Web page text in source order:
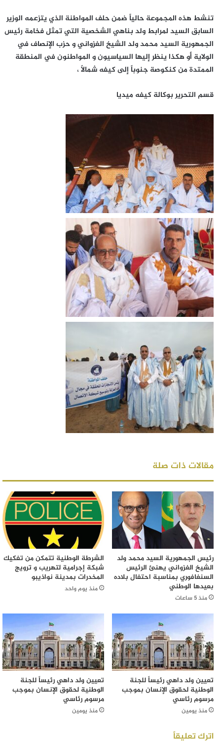
تنشط هذه المجموعة حالياً ضمن حلف المواطنة الذي يتزعمه الوزير
السابق السيد لمرابط ولد بناهي الشخصية التي تمثل فخامة رئيس
الجمهورية السيد محمد ولد الشيخ الغزواني و حزب الإنصاف في
الولاية أو هكذا ينظر إليها السياسيون و المواطنون في المنطقة
الممتدة من كنكوصة جنوباً إلى كيفه شمالاً ،
قسم التحرير بوكالة كيفه ميديا
مقالات ذات صلة
رئيس الجمهورية السيد محمد ولد
الشيخ الغزواني يهنئ الرئيس
السنغافوري بمناسبة احتفال بلاده
بعيدها الوطني
منذ 5 ساعات
الشرطة الوطنية تتمكن من تفكيك
شبكة إجرامية لتهريب و ترويج
المخدرات بمدينة نواذيبو
منذ يوم واحد
تعيين ولد داهي رئيساً للجنة
الوطنية لحقوق الإنسان بموجب
مرسوم رئاسي
منذ يومين
تعيين ولد داهي رئيساً للجنة
الوطنية لحقوق الإنسان بموجب
مرسوم رئاسي
منذ يومين
اترك تعليقاً